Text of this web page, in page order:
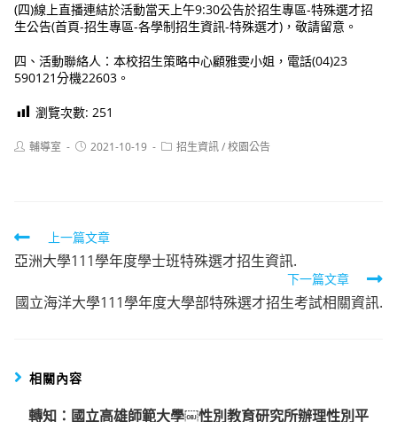
(四)線上直播連結於活動當天上午9:30公告於招生專區-特殊選才招
生公告(首頁-招生專區-各學制招生資訊-特殊選才)，敬請留意。
四、活動聯絡人：本校招生策略中心顧雅雯小姐，電話(04)23
590121分機22603。
瀏覽次數: 251
Post輔導室
Post2021-10-19
Post招生資訊/校園公告
Read
more
articles
上一篇文章
亞洲大學111學年度學士班特殊選才招生資訊.
下一篇文章
國立海洋大學111學年度大學部特殊選才招生考試相關資訊.
相關內容
轉知：國立高雄師範大學￼性別教育研究所辦理性別平